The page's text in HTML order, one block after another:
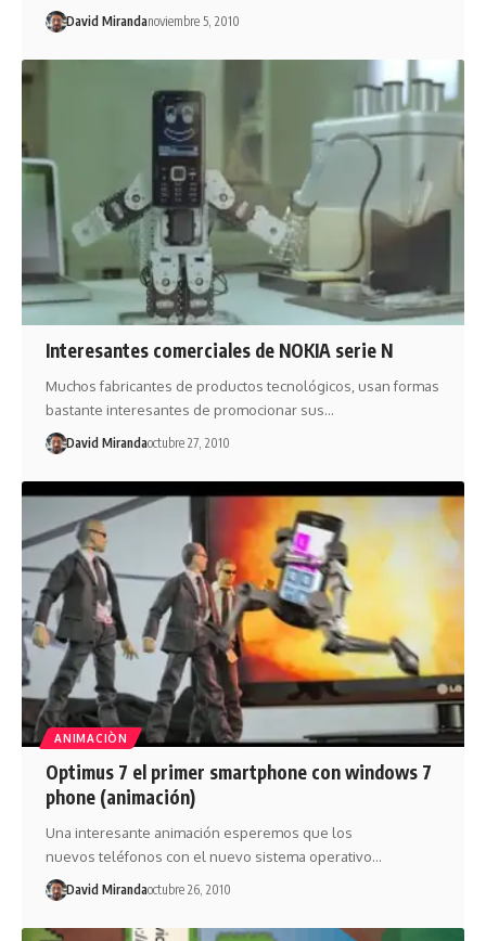
David Mirandanoviembre 5, 2010
Interesantes comerciales de NOKIA serie N
Muchos fabricantes de productos tecnológicos, usan formas
bastante interesantes de promocionar sus…
David Mirandaoctubre 27, 2010
ANIMACIÒN
Optimus 7 el primer smartphone con windows 7
phone (animación)
Una interesante animación esperemos que los
nuevos teléfonos con el nuevo sistema operativo…
David Mirandaoctubre 26, 2010